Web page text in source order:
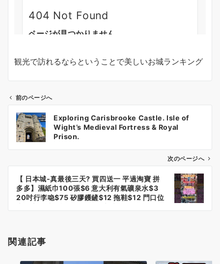
観光で訪れるならということで美しいお城ランキング
ビ
ン
前のページへ
Exploring Carisbrooke Castle. Isle of
Wight’s Medieval Fortress & Royal
Prison.
次のページへ
【 日本城-真最後三天? 買四送一 平過淘寶 拼
多多】濕紙巾100張$6 意大利有氣礦泉水$3
20吋行李喼$75 矽膠鑊鏟$12 拖鞋$12 門口位
関連記事